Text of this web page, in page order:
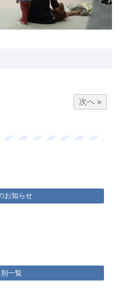
次へ »
お知らせ
一覧